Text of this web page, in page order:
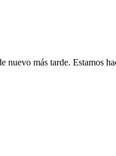
nuevo más tarde. Estamos